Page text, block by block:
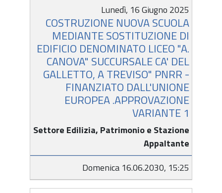
Termine
di
scadenza
Lunedì, 16 Giugno 2025
COSTRUZIONE NUOVA SCUOLA
MEDIANTE SOSTITUZIONE DI
EDIFICIO DENOMINATO LICEO "A.
CANOVA" SUCCURSALE CA' DEL
GALLETTO, A TREVISO" PNRR -
FINANZIATO DALL'UNIONE
EUROPEA .APPROVAZIONE
VARIANTE 1
Settore Edilizia, Patrimonio e Stazione
Appaltante
Domenica 16.06.2030, 15:25